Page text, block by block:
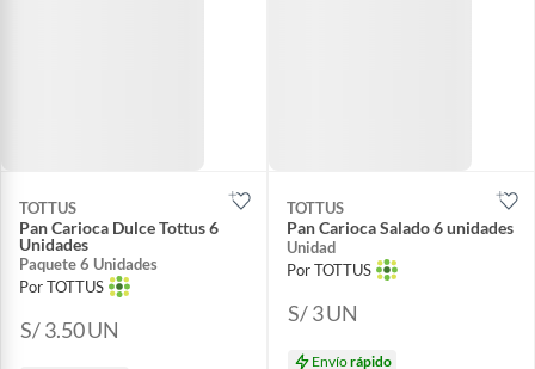
TOTTUS
Pan Carioca Dulce Tottus 6
Unidades
Paquete 6 Unidades
Por TOTTUS
S/ 3.50UN
TOTTUS
Pan Carioca Salado 6 unidades
Unidad
Por TOTTUS
S/ 3UN
Envíorápido